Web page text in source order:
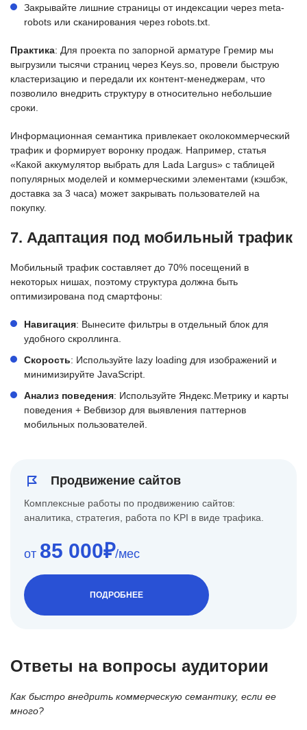
Закрывайте лишние страницы от индексации через meta-
robots или сканирования через robots.txt.
Практика: Для проекта по запорной арматуре Гремир мы
выгрузили тысячи страниц через Keys.so, провели быструю
кластеризацию и передали их контент-менеджерам, что
позволило внедрить структуру в относительно небольшие
сроки.
Информационная семантика привлекает околокоммерческий
трафик и формирует воронку продаж. Например, статья
«Какой аккумулятор выбрать для Lada Largus» с таблицей
популярных моделей и коммерческими элементами (кэшбэк,
доставка за 3 часа) может закрывать пользователей на
покупку.
7. Адаптация под мобильный трафик
Мобильный трафик составляет до 70% посещений в
некоторых нишах, поэтому структура должна быть
оптимизирована под смартфоны:
Навигация: Вынесите фильтры в отдельный блок для
удобного скроллинга.
Скорость: Используйте lazy loading для изображений и
минимизируйте JavaScript.
Анализ поведения: Используйте Яндекс.Метрику и карты
поведения + Вебвизор для выявления паттернов
мобильных пользователей.
Продвижение сайтов
Комплексные работы по продвижению сайтов:
аналитика, стратегия, работа по KPI в виде трафика.
от 85 000₽/мес
ПОДРОБНЕЕ
Ответы на вопросы аудитории
Как быстро внедрить коммерческую семантику, если ее
много?